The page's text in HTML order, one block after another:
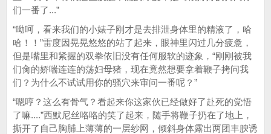
们一番了...”
“呦呵，看来我们的小婊子刚才是去排泄身体里的精液了，哈
哈！！”雷度因晃晃悠悠的站了起来，眼神里闪过几分疲惫，
但是嘴里和紧握的双拳依旧没有任何服软的迹象，“刚刚被我
们肏的娇喘连连的荡妇母猪，现在竟然想要拿着鞭子拷问我
们？为什么不试试用你的骚穴来审问一番呢？”
“嗯哼？这么有骨气？看起来你这家伙已经做好了赴死的觉悟
了嘛....”西默尼丝咯咯的笑了起来，随手将鞭子扔在了地上，
撕开了自己胸脯上薄薄的一层纱网，倾斜身体露出两团丰腴诱